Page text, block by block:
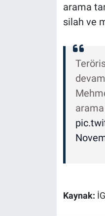
arama
silah ve
Kaynak: